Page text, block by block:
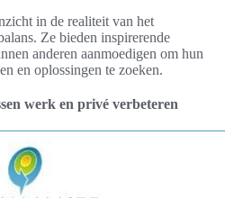
in de realiteit van het
Ze bieden inspirerende
anderen aanmoedigen om hun
en oplossingen te zoeken.
werk en privé verbeteren